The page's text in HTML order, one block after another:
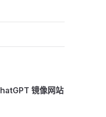
镜像网站